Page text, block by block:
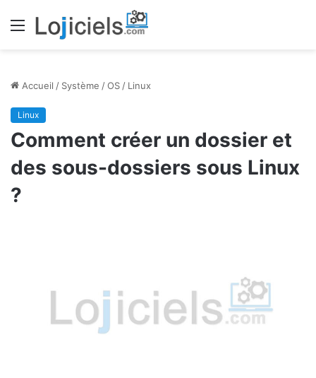
Menu
Accueil / Système /OS / Linux
Linux
Comment créer un dossier et
des sous-dossiers sous Linux
?